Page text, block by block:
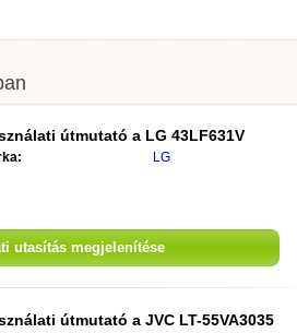
útmutató a LG 43LF631V
LG
utasítás megjelenítése
útmutató a JVC LT-55VA3035